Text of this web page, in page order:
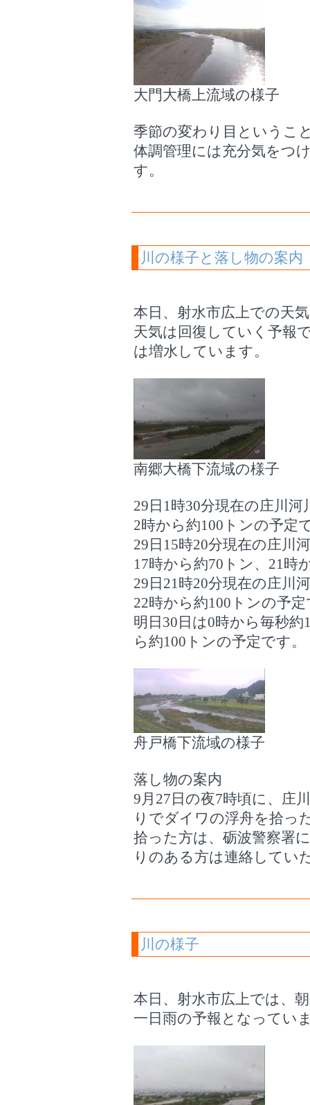
大門大橋上流域の様子
季節の変わり目というこ
体調管理には充分気をつ
す。
川の様子と落し物の案内
本日、射水市広上での天
天気は回復していく予報
は増水しています。
南郷大橋下流域の様子
29日1時30分現在の庄川
2時から約100トンの予定
29日15時20分現在の庄川
17時から約70トン、21時
29日21時20分現在の庄川
22時から約100トンの予
明日30日は0時から毎秒
ら約100トンの予定です。
舟戸橋下流域の様子
落し物の案内
9月27日の夜7時頃に、庄
りでダイワの浮舟を拾っ
拾った方は、砺波警察署
りのある方は連絡してい
川の様子
本日、射水市広上では、
一日雨の予報となってい